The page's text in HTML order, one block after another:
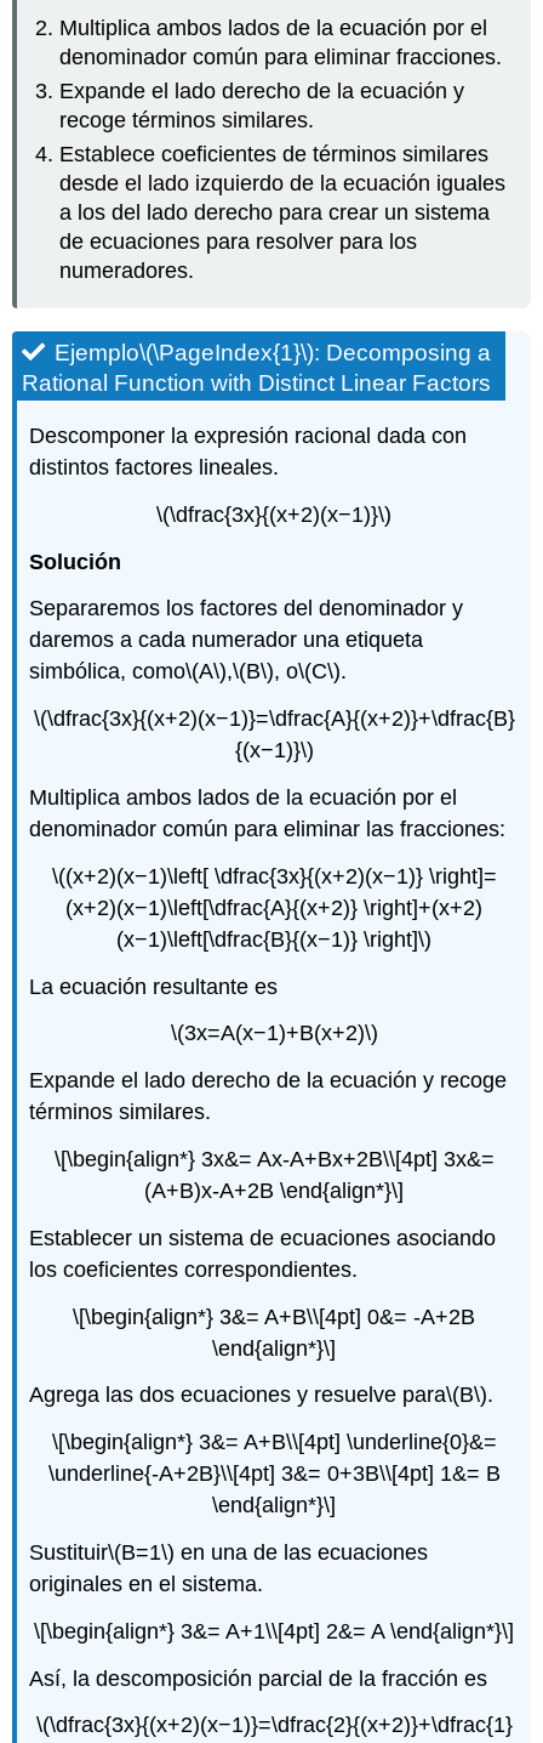
Multiplica ambos lados de la ecuación por el
denominador común para eliminar fracciones.
Expande el lado derecho de la ecuación y
recoge términos similares.
Establece coeficientes de términos similares
desde el lado izquierdo de la ecuación iguales
a los del lado derecho para crear un sistema
de ecuaciones para resolver para los
numeradores.
Ejemplo\(\PageIndex{1}\): Decomposing a
Rational Function with Distinct Linear Factors
Descomponer la expresión racional dada con
distintos factores lineales.
\(\dfrac{3x}{(x+2)(x−1)}\)
Solución
Separaremos los factores del denominador y
daremos a cada numerador una etiqueta
simbólica, como\(A\),\(B\), o\(C\).
\(\dfrac{3x}{(x+2)(x−1)}=\dfrac{A}{(x+2)}+\dfrac{B}
{(x−1)}\)
Multiplica ambos lados de la ecuación por el
denominador común para eliminar las fracciones:
\((x+2)(x−1)\left[ \dfrac{3x}{(x+2)(x−1)} \right]=
(x+2)(x−1)\left[\dfrac{A}{(x+2)} \right]+(x+2)
(x−1)\left[\dfrac{B}{(x−1)} \right]\)
La ecuación resultante es
\(3x=A(x−1)+B(x+2)\)
Expande el lado derecho de la ecuación y recoge
términos similares.
\[\begin{align*} 3x&= Ax-A+Bx+2B\\[4pt] 3x&=
(A+B)x-A+2B \end{align*}\]
Establecer un sistema de ecuaciones asociando
los coeficientes correspondientes.
\[\begin{align*} 3&= A+B\\[4pt] 0&= -A+2B
\end{align*}\]
Agrega las dos ecuaciones y resuelve para\(B\).
\[\begin{align*} 3&= A+B\\[4pt] \underline{0}&=
\underline{-A+2B}\\[4pt] 3&= 0+3B\\[4pt] 1&= B
\end{align*}\]
Sustituir\(B=1\) en una de las ecuaciones
originales en el sistema.
\[\begin{align*} 3&= A+1\\[4pt] 2&= A \end{align*}\]
Así, la descomposición parcial de la fracción es
\(\dfrac{3x}{(x+2)(x−1)}=\dfrac{2}{(x+2)}+\dfrac{1}